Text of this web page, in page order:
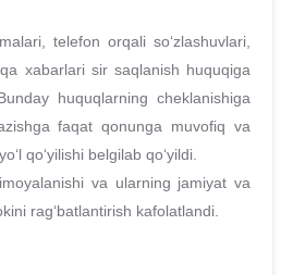
telefon orqali soʻzlashuvlari,
xabarlari sir saqlanish huquqiga
huquqlarning cheklanishiga
faqat qonunga muvofiq va
qoʻyilishi belgilab qoʻyildi.
va ularning jamiyat va
ragʻbatlantirish kafolatlandi.